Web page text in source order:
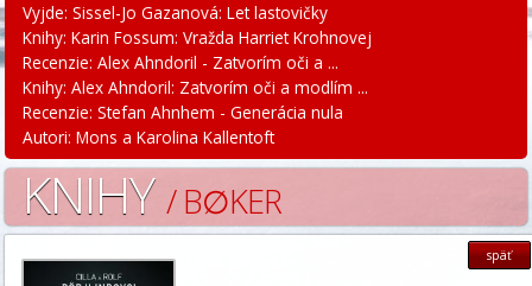
Vyjde: Sissel-Jo Gazanová: Let lastovičky
Knihy: Karin Fossum: Vražda Harriet Krohnovej
Recenzie: Alex Ahndoril - Zatvorím oči a ...
Knihy: Alex Ahndoril: Zatvorím oči a modlím ...
Recenzie: Stefan Ahnhem - Generácia nula
Autori: Mons a Karolina Kallentoft
KNIHY/ B∅KER
späť